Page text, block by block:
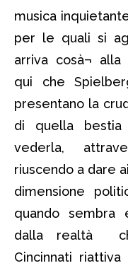
musica
per le quali si
arriva cosà¬
qui che
presentano la
di quella
vederla,
riuscendo a dare ai
dimensione
quando sembra
dalla realtà
Cincinnati